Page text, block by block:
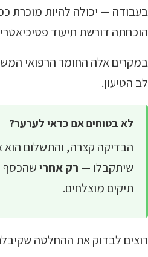
בעבודה — יכולה להיות מוכרת
הוכחתה דורשת תיעוד
במקרים אלה החומר הרפואי
לב הטיעון.
לא בטוחים אם כדאי לערער?
הבדיקה קצרה, והתשלום הוא
שיתקבלו — רק אחרישהכסף
תיקים מוצלחים.
רוצים לבדוק את ההחלטה